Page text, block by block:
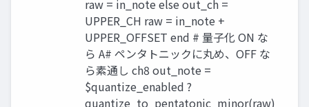
raw = in_note else out_ch =
UPPER_CH raw = in_note +
UPPER_OFFSET end # 量子化 ON な
ら A# ペンタトニックに丸め、OFF な
ら素通し ch8 out_note =
$quantize_enabled ?
quantize_to_pentatonic_minor(raw)